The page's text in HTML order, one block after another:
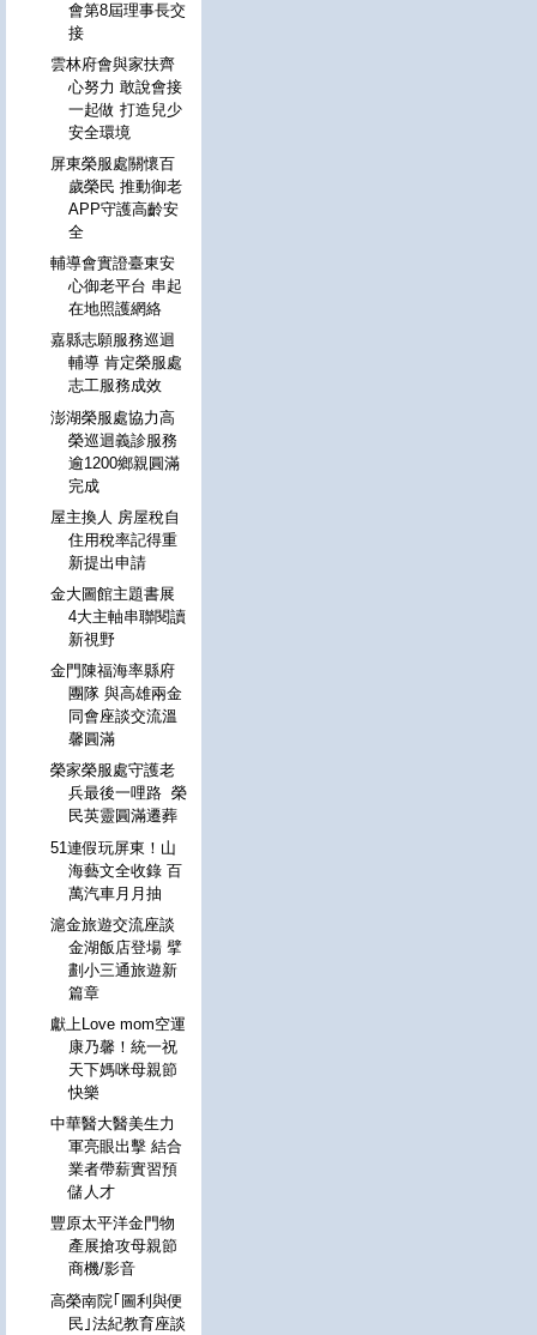
會第8屆理事長交
接
雲林府會與家扶齊
心努力 敢說會接
一起做 打造兒少
安全環境
屏東榮服處關懷百
歲榮民 推動御老
APP守護高齡安
全
輔導會實證臺東安
心御老平台 串起
在地照護網絡
嘉縣志願服務巡迴
輔導 肯定榮服處
志工服務成效
澎湖榮服處協力高
榮巡迴義診服務
逾1200鄉親圓滿
完成
屋主換人 房屋稅自
住用稅率記得重
新提出申請
金大圖館主題書展
4大主軸串聯閱讀
新視野
金門陳福海率縣府
團隊 與高雄兩金
同會座談交流溫
馨圓滿
榮家榮服處守護老
兵最後一哩路 榮
民英靈圓滿遷葬
51連假玩屏東！山
海藝文全收錄 百
萬汽車月月抽
滬金旅遊交流座談
金湖飯店登場 擘
劃小三通旅遊新
篇章
獻上Love mom空運
康乃馨！統一祝
天下媽咪母親節
快樂
中華醫大醫美生力
軍亮眼出擊 結合
業者帶薪實習預
儲人才
豐原太平洋金門物
產展搶攻母親節
商機/影音
高榮南院｢圖利與便
民｣法紀教育座談